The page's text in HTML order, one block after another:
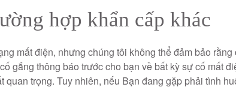
hợp khẩn cấp khác
mất điện, nhưng chúng tôi không thể đảm bảo
gắng thông báo trước cho bạn về bất kỳ sự cố mất
quan trọng. Tuy nhiên, nếu Bạn đang gặp phải tình